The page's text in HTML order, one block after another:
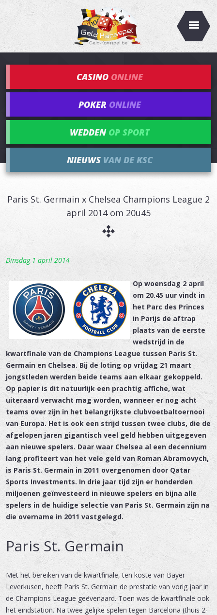
CASINO ONLINE
POKER ONLINE
WEDDEN OP SPORT
NIEUWS VAN DE KSC
Paris St. Germain x Chelsea Champions League 2
april 2014 om 20u45
Dinsdag 1 april 2014
Op woensdag 2 april
om 20.45 uur vindt in
het Parc des Princes
in Parijs de aftrap
plaats van de eerste
wedstrijd in de
kwartfinale van de Champions League tussen Paris St.
Germain en Chelsea. Bij de loting op vrijdag 21 maart
jongstleden werden beide teams aan elkaar gekoppeld.
Op papier is dit natuurlijk een prachtig affiche, wat
uiteraard verwacht mag worden, wanneer er nog acht
teams over zijn in het belangrijkste clubvoetbaltoernooi
van Europa. Het is ook een strijd tussen twee clubs, die de
afgelopen jaren gigantisch veel geld hebben uitgegeven
aan nieuwe spelers. Daar waar Chelsea al een decennium
lang profiteert van het vele geld van Roman Abramovych,
is Paris St. Germain in 2011 overgenomen door Qatar
Sports Investments. In drie jaar tijd zijn er honderden
miljoenen geïnvesteerd in nieuwe spelers en bijna alle
spelers in de huidige selectie van Paris St. Germain zijn na
die overname in 2011 vastgelegd.
Paris St. Germain
Met het bereiken van de kwartfinale, ten koste van Bayer
Leverkusen, heeft Paris St. Germain de prestatie van vorig jaar in
de Champions League geëvenaard. Toen was de kwartfinale ook
het eindstation. Na twee gelijke spelen tegen Barcelona (thuis 2-